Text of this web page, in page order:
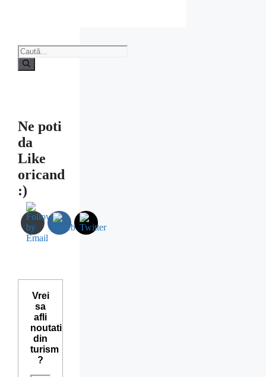
Caută
după:
Ne poti
da
Like
oricand
:)
Vrei
sa
afli
noutati
din
turism
?